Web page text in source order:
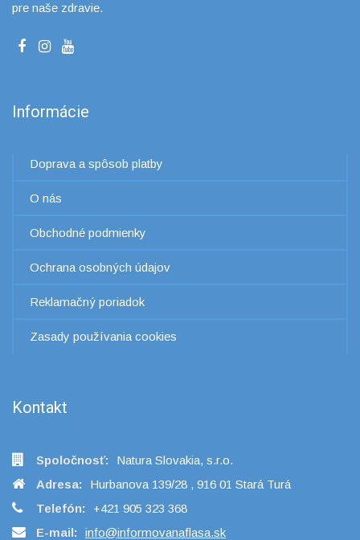
pre naše zdravie.
Informácie
Doprava a spôsob platby
O nás
Obchodné podmienky
Ochrana osobných údajov
Reklamačný poriadok
Zasady používania cookies
Kontakt
Spoločnosť:
Natura Slovakia, s.r.o.
Adresa:
Hurbanova 139/28 , 916 01 Stará Turá
Telefón:
+421 905 323 368
E-mail: info@informovanaflasa.sk